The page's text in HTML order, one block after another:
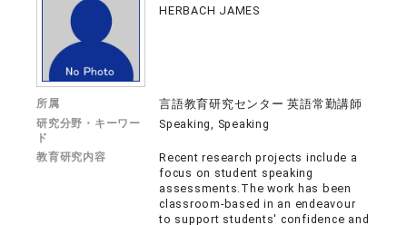
HERBACH JAMES
所属 言語教育研究センター 英語常勤講師
研究分野・キーワー
ド
Speaking, Speaking
教育研究内容
Recent research projects include a
focus on student speaking
assessments.The work has been
classroom-based in an endeavour
to support students' confidence and